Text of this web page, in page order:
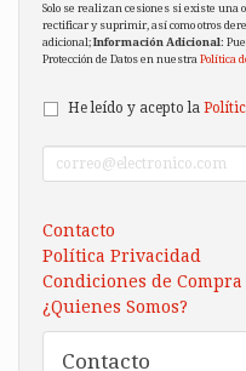
Solo se realizan cesiones si existe una
rectificar y suprimir, así como otros
adicional;Información Adicional:
Protección de Datos en nuestra Política
He leído y acepto la
Contacto
Política Privacidad
Condiciones de Compra
¿Quienes Somos?
Contacto